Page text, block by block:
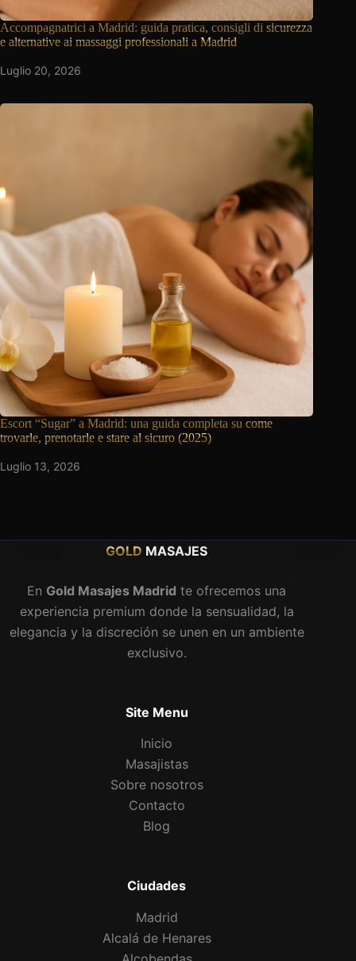
Accompagnatrici a Madrid: guida pratica, consigli di sicurezza
e alternative ai massaggi professionali a Madrid
Luglio 20, 2026
Escort “Sugar” a Madrid: una guida completa su come
trovarle, prenotarle e stare al sicuro (2025)
Luglio 13, 2026
GOLD MASAJES
En Gold Masajes Madrid te ofrecemos una
experiencia premium donde la sensualidad, la
elegancia y la discreción se unen en un ambiente
exclusivo.
Site Menu
Inicio
Masajistas
Sobre nosotros
Contacto
Blog
Ciudades
Madrid
Alcalá de Henares